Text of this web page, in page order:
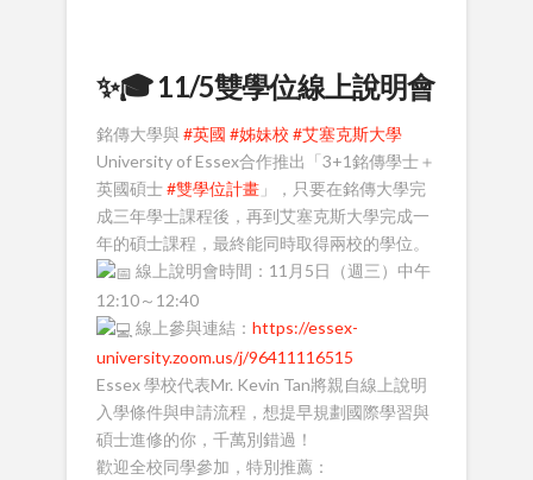
✨🎓 11/5雙學位線上說明會
銘傳大學與#英國 #姊妹校 #艾塞克斯大學
University of Essex合作推出「3+1銘傳學士＋
英國碩士#雙學位計畫 」，只要在銘傳大學完
成三年學士課程後，再到艾塞克斯大學完成一
年的碩士課程，最終能同時取得兩校的學位。
線上說明會時間：11月5日（週三）中午
12:10～12:40
線上參與連結： https://essex-
university.zoom.us/j/96411116515
Essex 學校代表Mr. Kevin Tan將親自線上說明
入學條件與申請流程，想提早規劃國際學習與
碩士進修的你，千萬別錯過！
歡迎全校同學參加，特別推薦：